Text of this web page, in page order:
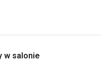
w salonie